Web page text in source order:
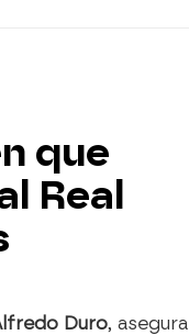
que
Real
Duro, asegura